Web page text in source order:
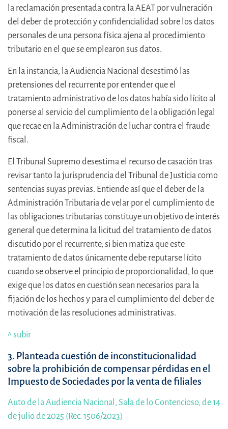
la reclamación presentada contra la AEAT por vulneración
del deber de protección y confidencialidad sobre los datos
personales de una persona física ajena al procedimiento
tributario en el que se emplearon sus datos.
En la instancia, la Audiencia Nacional desestimó las
pretensiones del recurrente por entender que el
tratamiento administrativo de los datos había sido lícito al
ponerse al servicio del cumplimiento de la obligación legal
que recae en la Administración de luchar contra el fraude
fiscal.
El Tribunal Supremo desestima el recurso de casación tras
revisar tanto la jurisprudencia del Tribunal de Justicia como
sentencias suyas previas. Entiende así que el deber de la
Administración Tributaria de velar por el cumplimiento de
las obligaciones tributarias constituye un objetivo de interés
general que determina la licitud del tratamiento de datos
discutido por el recurrente, si bien matiza que este
tratamiento de datos únicamente debe reputarse lícito
cuando se observe el principio de proporcionalidad, lo que
exige que los datos en cuestión sean necesarios para la
fijación de los hechos y para el cumplimiento del deber de
motivación de las resoluciones administrativas.
^ subir
3. Planteada cuestión de inconstitucionalidad
sobre la prohibición de compensar pérdidas en el
Impuesto de Sociedades por la venta de filiales
Auto de la Audiencia Nacional, Sala de lo Contencioso, de 14
de julio de 2025 (Rec. 1506/2023)